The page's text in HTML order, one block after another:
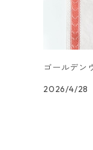
北欧雑貨
羽根・文具
乗り物柄
カクテルサイズ
ランチサイズ
カクテルサイズ
ドイツ製
ランチサイズ
ドイツ製
刺繍枠・
ゴールデン
2026/4/28